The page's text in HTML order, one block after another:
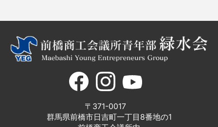
〒371-0017
群馬県前橋市日吉町一丁目8番地の1